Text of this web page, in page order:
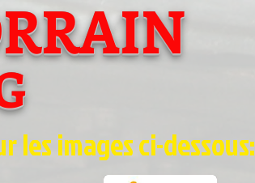
les images ci-dessous: